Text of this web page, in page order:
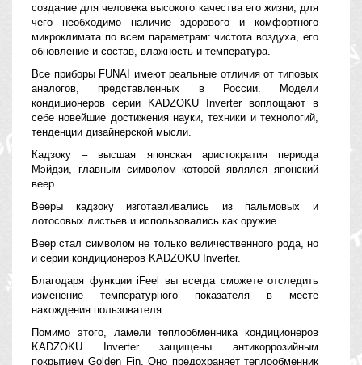
создание для человека высокого качества его жизни, для
чего необходимо наличие здорового и комфортного
микроклимата по всем параметрам: чистота воздуха, его
обновление и состав, влажность и температура.
Все приборы FUNAI имеют реальные отличия от типовых
аналогов, представленных в России. Модели
кондиционеров серии KADZOKU Inverter воплощают в
себе новейшие достижения науки, техники и технологий,
тенденции дизайнерской мысли.
Кадзоку – высшая японская аристократия периода
Мэйдзи, главным символом которой являлся японский
веер.
Вееры кадзоку изготавливались из пальмовых и
лотосовых листьев и использовались как оружие.
Веер стал символом не только величественного рода, но
и серии кондиционеров KADZOKU Inverter.
Благодаря функции iFeel вы всегда сможете отследить
изменение температурного показателя в месте
нахождения пользователя.
Помимо этого, ламели теплообменника кондиционеров
KADZOKU Inverter защищены антикоррозийным
покрытием Golden Fin. Оно предохраняет теплообменник